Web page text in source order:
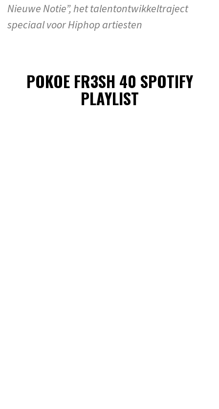
Nieuwe Notie”, het talentontwikkeltraject
speciaal voor Hiphop artiesten
POKOE FR3SH 40 SPOTIFY
PLAYLIST